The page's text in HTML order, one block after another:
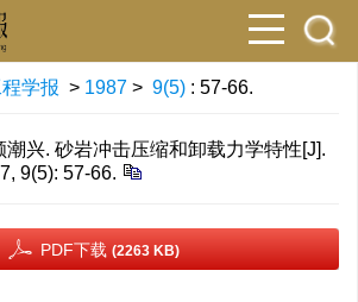
学报 > 1987 > 9(5) : 57-66.
潮兴. 砂岩冲击压缩和卸载力学特性[J].
9(5): 57-66.
PDF下载 (2263 KB)